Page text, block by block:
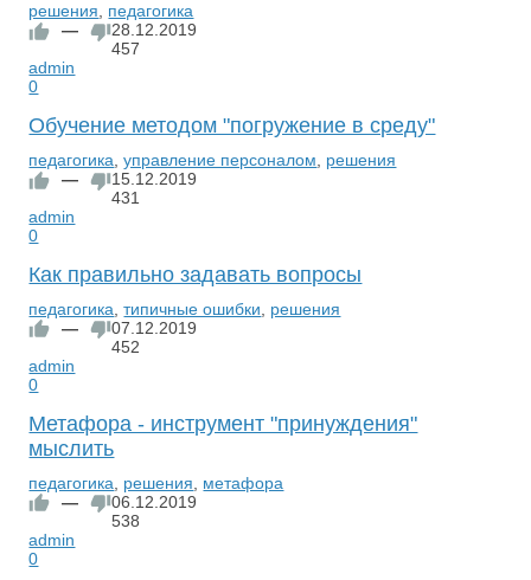
решения, педагогика
—
28.12.2019
457
admin
0
Обучение методом "погружение в среду"
педагогика,управление персоналом, решения
—
15.12.2019
431
admin
0
Как правильно задавать вопросы
педагогика ,типичные ошибки
решения
—
07.12.2019
452
admin
0
Метафора - инструмент "принуждения"
мыслить
педагогика решения
метафора
—
06.12.2019
538
admin
0